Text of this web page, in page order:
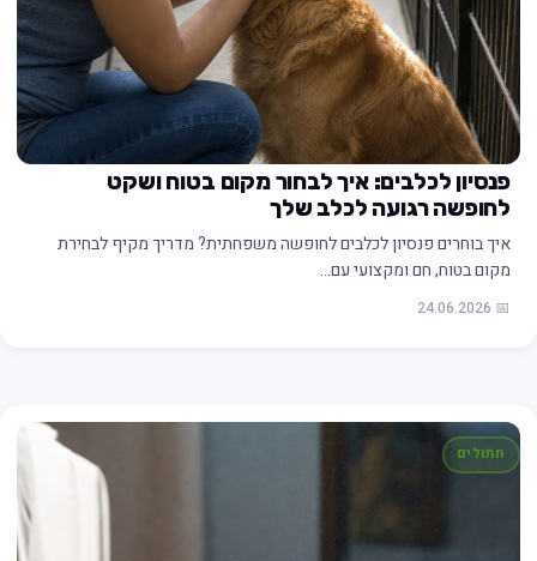
פנסיון לכלבים: איך לבחור מקום בטוח ושקט
לחופשה רגועה לכלב שלך
איך בוחרים פנסיון לכלבים לחופשה משפחתית? מדריך מקיף לבחירת
מקום בטוח, חם ומקצועי עם…
📅 24.06.2026
חתולים